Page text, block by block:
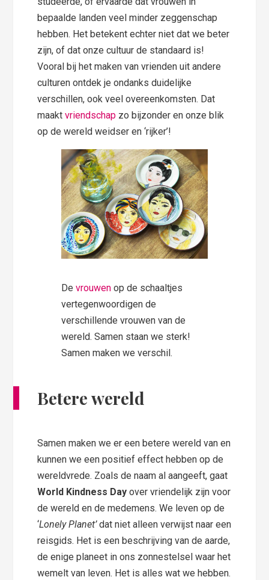
bepaalde landen veel minder zeggenschap
hebben. Het betekent echter niet dat we beter
zijn, of dat onze cultuur de standaard is!
Vooral bij het maken van vrienden uit andere
culturen ontdek je ondanks duidelijke
verschillen, ook veel overeenkomsten. Dat
maaktvriendschap zo bijzonder en onze blik
op de wereld weidser en ‘rijker’!
Devrouwenop de schaaltjes
vertegenwoordigen de
verschillende vrouwen van de
wereld. Samen staan we sterk!
Samen maken we verschil.
Betere wereld
Samen maken we er een betere wereld van en
kunnen we een positief effect hebben op de
wereldvrede. Zoals de naam al aangeeft, gaat
World Kindness Day over vriendelijk zijn voor
de wereld en de medemens. We leven op de
‘Lonely Planet’dat niet alleen verwijst naar een
reisgids. Het is een beschrijving van de aarde,
de enige planeet in ons zonnestelsel waar het
wemelt van leven. Het is alles wat we hebben.